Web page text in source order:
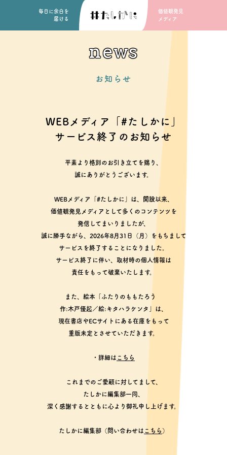
毎日に余白を
届ける
価値観発見
メディア
news
お知らせ
WEBメディア「#たしかに」
サービス終了のお知らせ
平素より格別のお引き立てを賜り、
誠にありがとうございます。
WEBメディア「#たしかに」は、開設以来、
価値観発見メディアとして多くのコンテンツを
発信してまいりましたが、
誠に勝手ながら、2026年8月31日（月）をもちまして
サービスを終了することになりました。
サービス終了に伴い、取材時の個人情報は
責任をもって破棄いたします。
また、絵本「ふたりのももたろう
作:木戸優起／絵:キタハラケンタ」は、
現在書店やECサイトにある在庫をもって
重版未定とさせていただきます。
・詳細は こちら
これまでのご愛顧に対してまして、
たしかに編集部一同、
深く感謝するとともに心より御礼申し上げます。
たしかに編集部（問い合わせは こちら ）